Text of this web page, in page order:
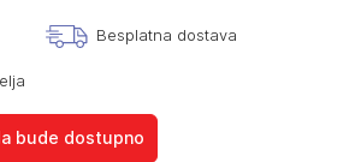
Besplatna dostava
bude dostupno